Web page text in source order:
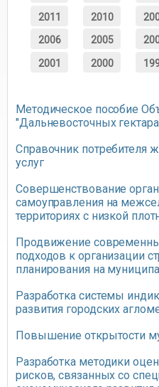
2011 2010
2006 2005
2001 2000
Методическое пособие
"Дальневосточных
Справочник
услуг
Совершенствование
самоуправления на
территориях с низкой
Продвижение
подходов к организации
планирования на
Разработка системы
развития городских
Повышение открытости
Разработка методики
рисков, связанных со